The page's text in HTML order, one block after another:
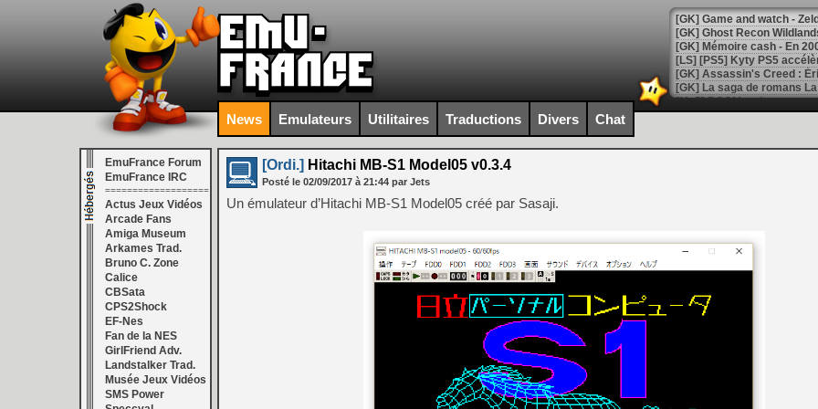
[Mo5] DOOM arrive en
[GK] Bethesda fête les 30
[GK] Roblox : l'action en
[GK] Agenda - GeForce
[LS] [PS5] ps5-y2jb-
[GK] Pourquoi Marvel
[GK] Test : Restory : Chill
[GK] GTA 6 : Rockstar
[GK] Hot Wheels Infinite
[GK] Mémoire cash -
[GK] Résultats Nintendo :
[GK] Déjà des
[Mo5] Brickboy cherche à
[GK] Minecraft et ses «
News Emulateurs Utilitaires Traductions Divers Chat
EmuFrance Forum
EmuFrance IRC
===================
Actus Jeux Vidéos
Arcade Fans
Amiga Museum
Arkames Trad.
Bruno C. Zone
Calice
CBSata
CPS2Shock
EF-Nes
Fan de la NES
GirlFriend Adv.
Landstalker Trad.
Musée Jeux Vidéos
SMS Power
[Ordi.] Hitachi MB-S1 Model05 v0.3.4
Posté le 02/09/2017 à 21:44 par Jets
Un émulateur d’Hitachi MB-S1 Model05 créé par Sasaji.